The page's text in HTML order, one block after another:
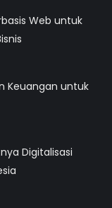
Web untuk
Keuangan untuk
Digitalisasi